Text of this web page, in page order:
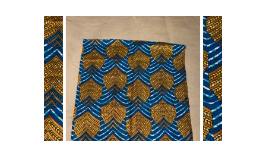
AJOUTER AU PANIER